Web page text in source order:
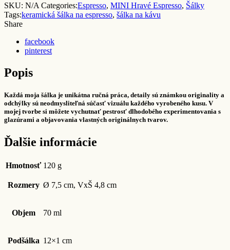
SKU: N/A Categories:Espresso, MINI Hravé Espresso, Šálky
Tags:keramická šálka na espresso, šálka na kávu
Share
facebook
pinterest
Popis
Každá moja šálka je unikátna ručná práca, detaily sú známkou originality a
odchýlky sú neodmysliteľná súčasť vizuálu každého vyrobeného kusu. V
mojej tvorbe si môžete vychutnať pestrosť dlhodobého experimentovania s
glazúrami a objavovania vlastných originálnych tvarov.
Ďalšie informácie
Hmotnosť 120 g
Rozmery Ø 7,5 cm, VxŠ 4,8 cm
Objem 70 ml
Podšálka 12×1 cm